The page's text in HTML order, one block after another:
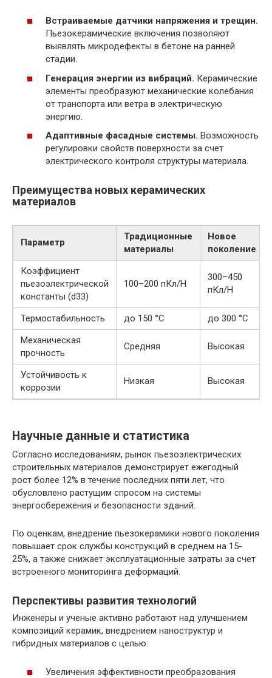
Встраиваемые датчики напряжения и трещин.
Пьезокерамические включения позволяют
выявлять микродефекты в бетоне на ранней
стадии.
Генерация энергии из вибраций. Керамические
элементы преобразуют механические колебания
от транспорта или ветра в электрическую
энергию.
Адаптивные фасадные системы. Возможность
регулировки свойств поверхности за счет
электрического контроля структуры материала.
Преимущества новых керамических
материалов
Параметр
Традиционные
материалы
Новое
поколение
Коэффициент
пьезоэлектрической
константы (d33)
100–200 пКл/Н
300–450
пКл/Н
Термостабильность до 150 °С
до 300 °С
Механическая
прочность
Средняя Высокая
Устойчивость к
коррозии
Низкая Высокая
Научные данные и статистика
Согласно исследованиям, рынок пьезоэлектрических
строительных материалов демонстрирует ежегодный
рост более 12% в течение последних пяти лет, что
обусловлено растущим спросом на системы
энергосбережения и безопасности зданий.
По оценкам, внедрение пьезокерамики нового поколения
повышает срок службы конструкций в среднем на 15-
25%, а также снижает эксплуатационные затраты за счет
встроенного мониторинга деформаций.
Перспективы развития технологий
Инженеры и ученые активно работают над улучшением
композиций керамик, внедрением наноструктур и
гибридных материалов с целью:
Увеличения эффективности преобразования